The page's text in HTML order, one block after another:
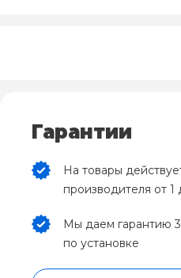
Гарантии
На товары
производителя от 1
Мы даем гарантию
по установке